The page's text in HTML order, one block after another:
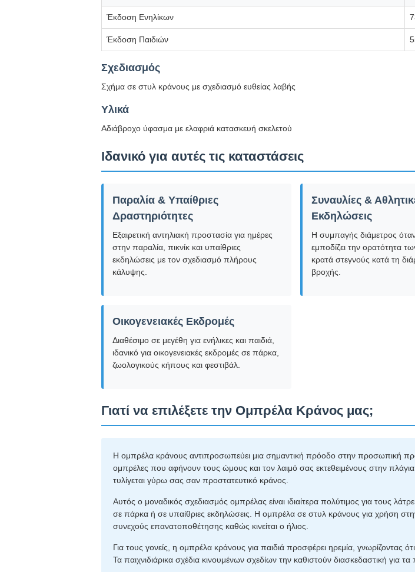
Έκδοση Ενηλίκων
Έκδοση Παιδιών
Σχεδιασμός
Σχήμα σε στυλ κράνους με σχεδιασμό ευθείας λαβής
Υλικά
Αδιάβροχο ύφασμα με ελαφριά κατασκευή σκελετού
Ιδανικό για αυτές τις καταστάσεις
Παραλία & Υπαίθριες
Δραστηριότητες
Εξαιρετική αντηλιακή προστασία για ημέρες
στην παραλία, πικνίκ και υπαίθριες
εκδηλώσεις με τον σχεδιασμό πλήρους
κάλυψης.
Συναυλίες &
Εκδηλώσεις
Η συμπαγής διάμετρος όταν
εμποδίζει την ορατότητα
κρατά στεγνούς κατά τη
βροχής.
Οικογενειακές Εκδρομές
Διαθέσιμο σε μεγέθη για ενήλικες και παιδιά,
ιδανικό για οικογενειακές εκδρομές σε πάρκα,
ζωολογικούς κήπους και φεστιβάλ.
Γιατί να επιλέξετε την Ομπρέλα Κράνος μας;
Η ομπρέλα κράνους αντιπροσωπεύει μια σημαντική πρόοδο στην προσωπική
ομπρέλες που αφήνουν τους ώμους και τον λαιμό σας εκτεθειμένους στην
τυλίγεται γύρω σας σαν προστατευτικό κράνος.
Αυτός ο μοναδικός σχεδιασμός ομπρέλας είναι ιδιαίτερα πολύτιμος για τους
σε πάρκα ή σε υπαίθριες εκδηλώσεις. Η ομπρέλα σε στυλ κράνους για χρήση
συνεχούς επανατοποθέτησης καθώς κινείται ο ήλιος.
Για τους γονείς, η ομπρέλα κράνους για παιδιά προσφέρει ηρεμία, γνωρίζοντας
Τα παιχνιδιάρικα σχέδια κινουμένων σχεδίων την καθιστούν διασκεδαστική για